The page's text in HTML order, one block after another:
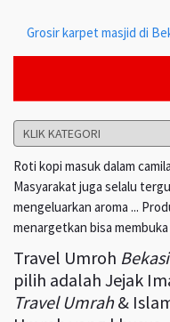
Grosir karpet masjid di
Roti kopi masuk dalam
Masyarakat juga selalu
mengeluarkan aroma ...
menargetkan bisa membuka
Travel Umroh
pilih adalah Jejak
Travel Umrah&